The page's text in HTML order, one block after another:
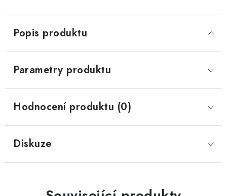
Popis produktu
Parametry produktu
Hodnocení produktu (0)
Diskuze